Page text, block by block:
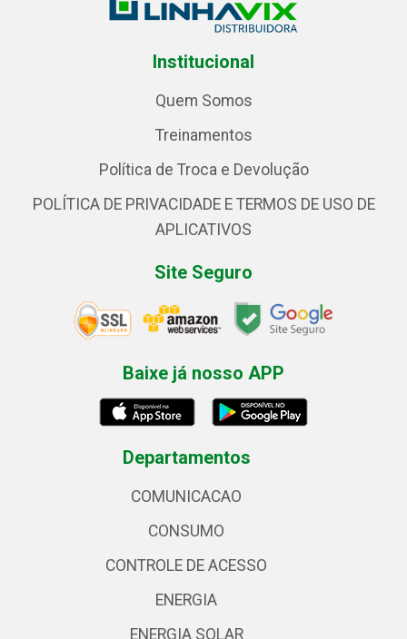
Institucional
Quem Somos
Treinamentos
Política de Troca e Devolução
POLÍTICA DE PRIVACIDADE E TERMOS DE USO DE
APLICATIVOS
Site Seguro
Baixe já nosso APP
Departamentos
COMUNICACAO
CONSUMO
CONTROLE DE ACESSO
ENERGIA
ENERGIA SOLAR